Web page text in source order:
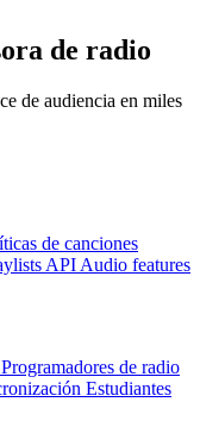
de radio
de audiencia en miles
de canciones
API Audio features
Programadores de radio
Estudiantes